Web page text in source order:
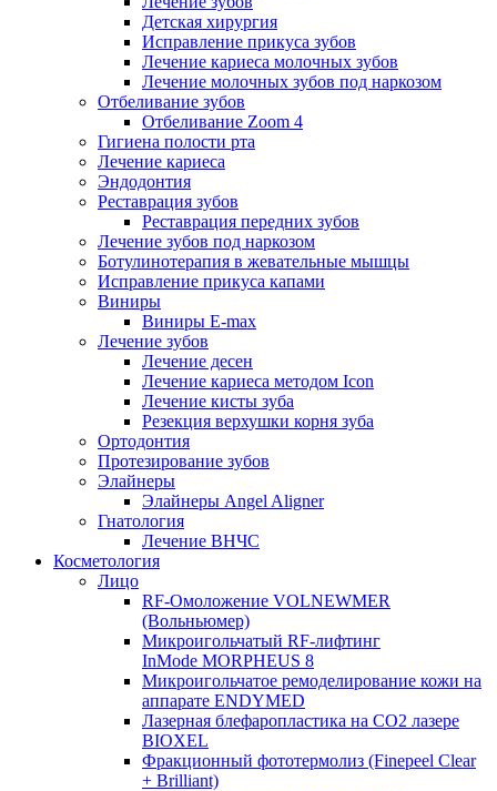
Детская хирургия
Исправление прикуса зубов
Лечение кариеса молочных зубов
Лечение молочных зубов под наркозом
Отбеливание зубов
Отбеливание Zoom 4
Гигиена полости рта
Лечение кариеса
Эндодонтия
Реставрация зубов
Реставрация передних зубов
Лечение зубов под наркозом
Ботулинотерапия в жевательные мышцы
Исправление прикуса капами
Виниры
Виниры E-max
Лечение зубов
Лечение десен
Лечение кариеса методом Icon
Лечение кисты зуба
Резекция верхушки корня зуба
Ортодонтия
Протезирование зубов
Элайнеры
Элайнеры Angel Aligner
Гнатология
Лечение ВНЧС
Косметология
Лицо
RF-Омоложение VOLNEWMER
(Вольньюмер)
Микроигольчатый RF-лифтинг
InMode MORPHEUS 8
Микроигольчатое ремоделирование кожи на
аппарате ENDYMED
Лазерная блефаропластика на CO2 лазере
BIOXEL
Фракционный фототермолиз (Finepeel Clear
+ Brilliant)